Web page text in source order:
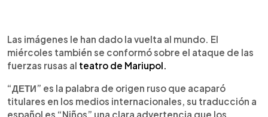
Las imágenes le han dado la vuelta al mundo. El
miércoles también se conformó sobre el ataque de las
fuerzas rusas al teatro de Mariupol.
“ДЕТИ” es la palabra de origen ruso que acaparó
titulares en los medios internacionales, su traducción a
español es “Niños” una clara advertencia que los